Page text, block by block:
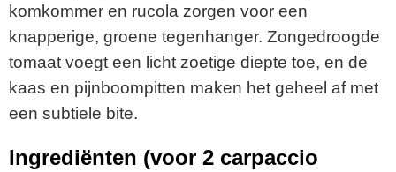
komkommer en rucola zorgen voor een
knapperige, groene tegenhanger. Zongedroogde
tomaat voegt een licht zoetige diepte toe, en de
kaas en pijnboompitten maken het geheel af met
een subtiele bite.
Ingrediënten (voor 2 carpaccio